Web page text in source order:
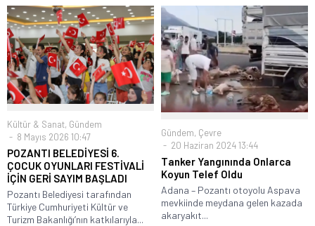
Kültür & Sanat, Gündem
8 Mayıs 2026 10:47
POZANTI BELEDİYESİ 6.
ÇOCUK OYUNLARI FESTİVALİ
İÇİN GERİ SAYIM BAŞLADI
Pozantı Belediyesi tarafından
Türkiye Cumhuriyeti Kültür ve
Turizm Bakanlığı’nın katkılarıyla...
Gündem, Çevre
20 Haziran 2024 13:44
Tanker Yangınında Onlarca
Koyun Telef Oldu
Adana – Pozantı otoyolu Aspava
mevkiinde meydana gelen kazada
akaryakıt...